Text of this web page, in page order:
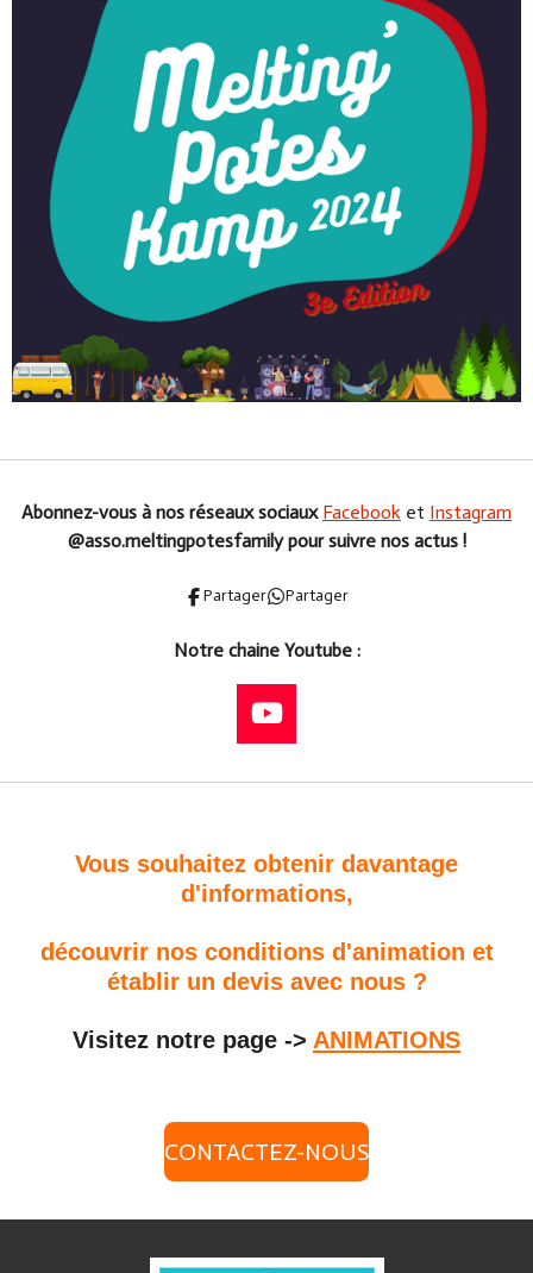
Abonnez-vous à nos réseaux sociaux Facebook et Instagram
@asso.meltingpotesfamily pour suivre nos actus !
Partager Partager
Notre chaine Youtube :
Y
u
b
e
Vous souhaitez obtenir davantage
d'informations,
découvrir nos conditions d'animation et
établir un devis avec nous ?
Visitez notre page -> ANIMATIONS
CONTACTEZ-NOUS